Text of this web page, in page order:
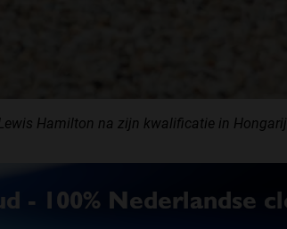
Hamilton na zijn kwalificatie in